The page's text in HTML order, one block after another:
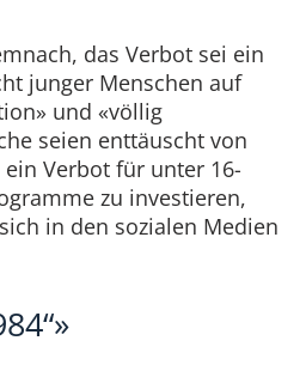
das Verbot sei ein
junger Menschen auf
und «völlig
seien enttäuscht von
Verbot für unter 16-
zu investieren,
in den sozialen Medien